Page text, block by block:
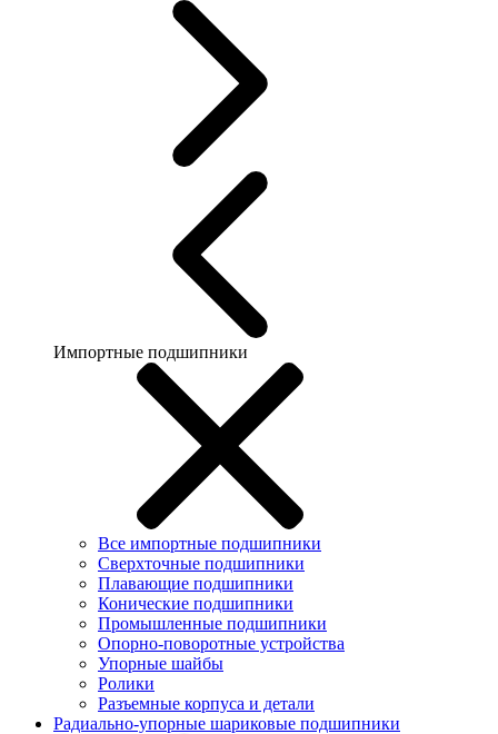
Импортные подшипники
Все импортные подшипники
Сверхточные подшипники
Плавающие подшипники
Конические подшипники
Промышленные подшипники
Опорно-поворотные устройства
Упорные шайбы
Ролики
Разъемные корпуса и детали
Радиально-упорные шариковые подшипники